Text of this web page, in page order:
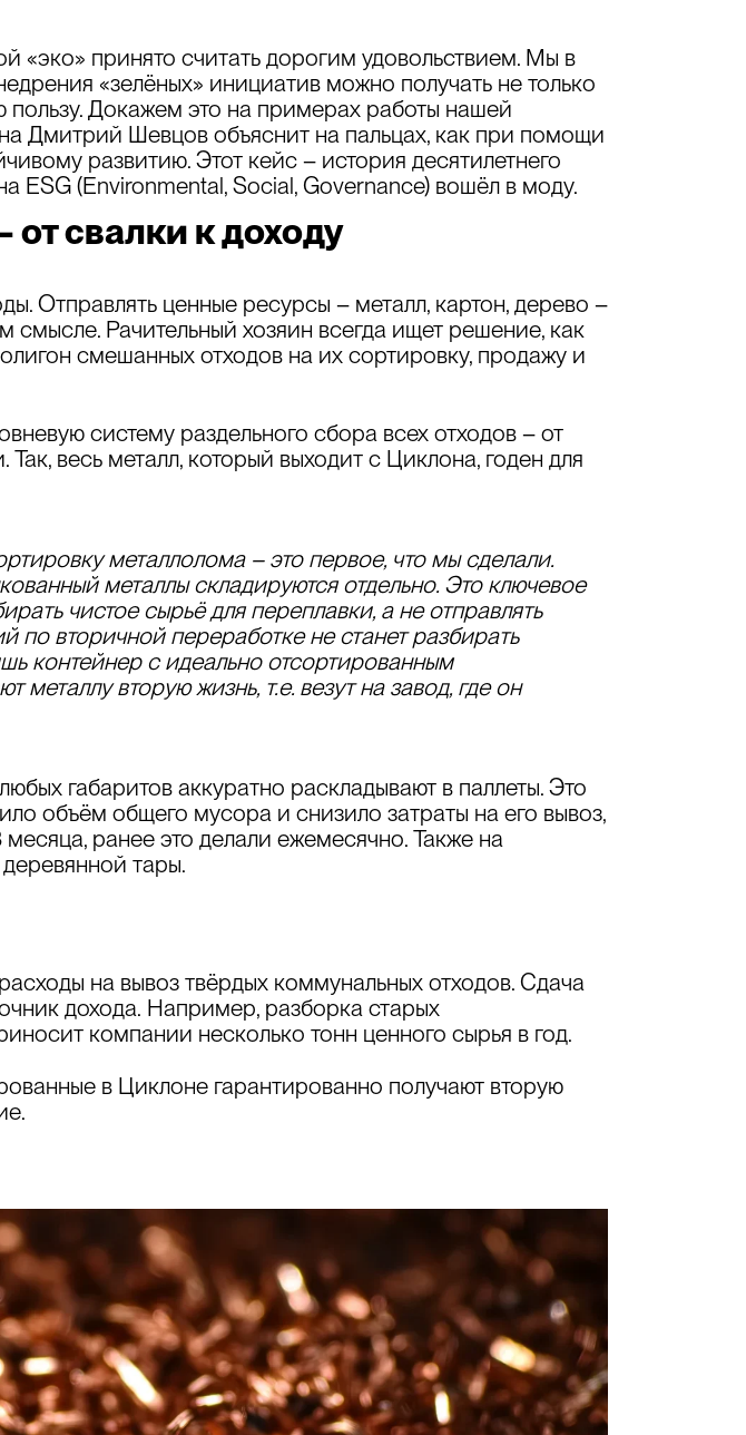
«эко» принято считать дорогим удовольствием. Мы в
«зелёных» инициатив можно получать не только
Докажем это на примерах работы нашей
Дмитрий Шевцов объяснит на пальцах, как при помощи
развитию. Этот кейс – история десятилетнего
ESG (Environmental, Social, Governance) вошёл в моду.
свалки к доходу
Отправлять ценные ресурсы – металл, картон, дерево –
Рачительный хозяин всегда ищет решение, как
смешанных отходов на их сортировку, продажу и
систему раздельного сбора всех отходов – от
весь металл, который выходит с Циклона, годен для
металлолома– это первое, что мы сделали.
металлы складируются отдельно. Это ключевое
чистое сырьё для переплавки, а не отправлять
по вторичной переработке не станет разбирать
контейнер с идеально отсортированным
вторую жизнь, т.е. везут на завод, где он
габаритов аккуратно раскладывают в паллеты. Это
объём общего мусора и снизило затраты на его вывоз,
ранее это делали ежемесячно. Также на
тары.
на вывоз твёрдых коммунальных отходов. Сдача
дохода. Например, разборка старых
компании несколько тонн ценного сырья в год.
в Циклоне гарантированно получают вторую